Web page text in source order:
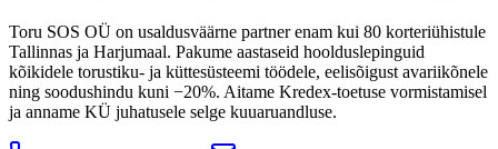
Toru SOS OÜ on usaldusväärne partner enam kui 80 korteriühistule
Tallinnas ja Harjumaal. Pakume aastaseid hoolduslepinguid
kõikidele torustiku- ja küttesüsteemi töödele, eelisõigust avariikõnele
ning soodushindu kuni −20%. Aitame Kredex-toetuse vormistamisel
ja anname KÜ juhatusele selge kuuaruandluse.